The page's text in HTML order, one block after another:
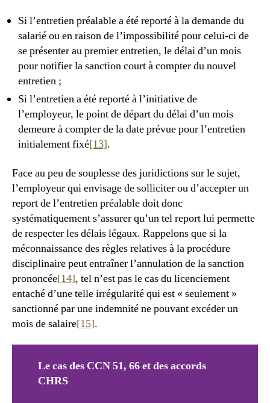
Si l’entretien préalable a été reporté à la demande du
salarié ou en raison de l’impossibilité pour celui-ci de
se présenter au premier entretien, le délai d’un mois
pour notifier la sanction court à compter du nouvel
entretien ;
Si l’entretien a été reporté à l’initiative de
l’employeur, le point de départ du délai d’un mois
demeure à compter de la date prévue pour l’entretien
initialement fixé[13].
Face au peu de souplesse des juridictions sur le sujet,
l’employeur qui envisage de solliciter ou d’accepter un
report de l’entretien préalable doit donc
systématiquement s’assurer qu’un tel report lui permette
de respecter les délais légaux. Rappelons que si la
méconnaissance des règles relatives à la procédure
disciplinaire peut entraîner l’annulation de la sanction
prononcée[14], tel n’est pas le cas du licenciement
entaché d’une telle irrégularité qui est « seulement »
sanctionné par une indemnité ne pouvant excéder un
mois de salaire[15].
Le cas des CCN 51, 66 et des accords
CHRS